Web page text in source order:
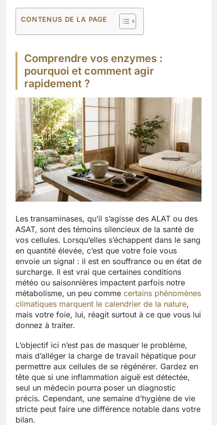
CONTENUS DE LA PAGE
Comprendre vos enzymes :
pourquoi et comment agir
rapidement ?
Les transaminases, qu’il s’agisse des ALAT ou des
ASAT, sont des témoins silencieux de la santé de
vos cellules. Lorsqu’elles s’échappent dans le sang
en quantité élevée, c’est que votre foie vous
envoie un signal : il est en souffrance ou en état de
surcharge. Il est vrai que certaines conditions
météo ou saisonnières impactent parfois notre
métabolisme, un peu comme certains phénomènes
climatiques marquent le calendrier de la nature,
mais votre foie, lui, réagit surtout à ce que vous lui
donnez à traiter.
L’objectif ici n’est pas de masquer le problème,
mais d’alléger la charge de travail hépatique pour
permettre aux cellules de se régénérer. Gardez en
tête que si une inflammation aiguë est détectée,
seul un médecin pourra poser un diagnostic
précis. Cependant, une semaine d’hygiène de vie
stricte peut faire une différence notable dans votre
bilan.